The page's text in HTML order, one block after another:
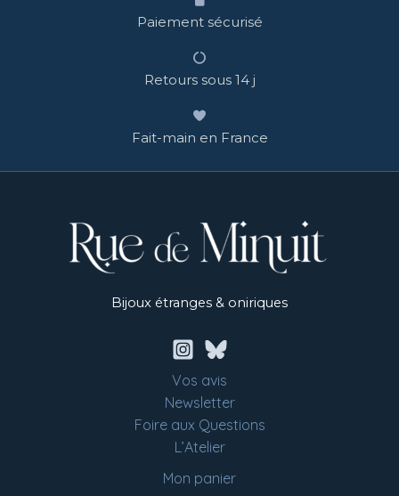
Paiement sécurisé
Retours sous 14 j
Fait-main en France
Bijoux étranges & oniriques
Vos avis
Newsletter
Foire aux Questions
L’Atelier
Mon panier